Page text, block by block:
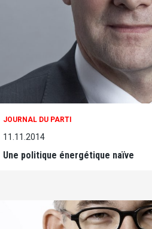
JOURNAL DU PARTI
11.11.2014
Une politique énergétique naïve